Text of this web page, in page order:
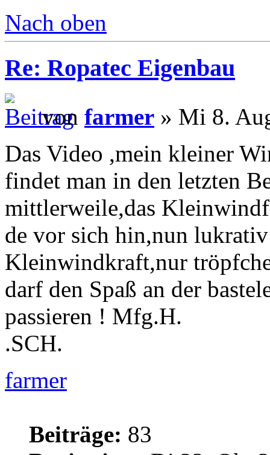
Nach oben
Re: Ropatec Eigenbau
von farmer » Mi 8.
Das Video ,mein kleiner
findet man in den letzten
mittlerweile,das
de vor sich hin,nun
Kleinwindkraft,nur
darf den Spaß an der
passieren ! Mfg.H.
.SCH.
farmer
Beiträge: 83